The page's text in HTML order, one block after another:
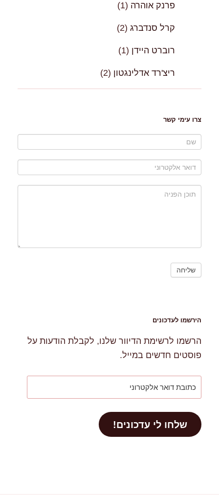
פרנק אוהרה (1)
קרל סנדברג (2)
רוברט היידן (1)
ריצ'רד אדלינגטון (2)
צרו עימי קשר
הירשמו לעדכונים
הרשמו לרשימת הדיוור שלנו, לקבלת הודעות על
פוסטים חדשים במייל.
דואר
אלקטרוני
שלחו לי עדכונים!